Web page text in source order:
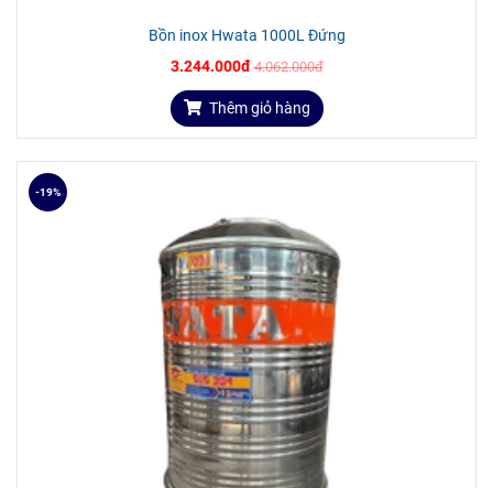
Bồn inox Hwata 1000L Đứng
3.244.000đ 4.062.000đ
Thêm giỏ hàng
-19%